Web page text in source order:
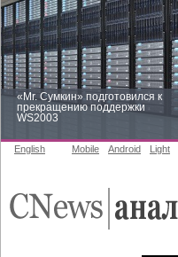
«Mr. Сумкин» подготовился к
прекращению поддержки
WS2003
English Mobile Android Light